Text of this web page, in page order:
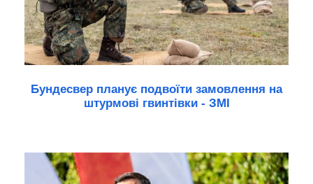
Бундесвер планує подвоїти замовлення на
штурмові гвинтівки - ЗМІ